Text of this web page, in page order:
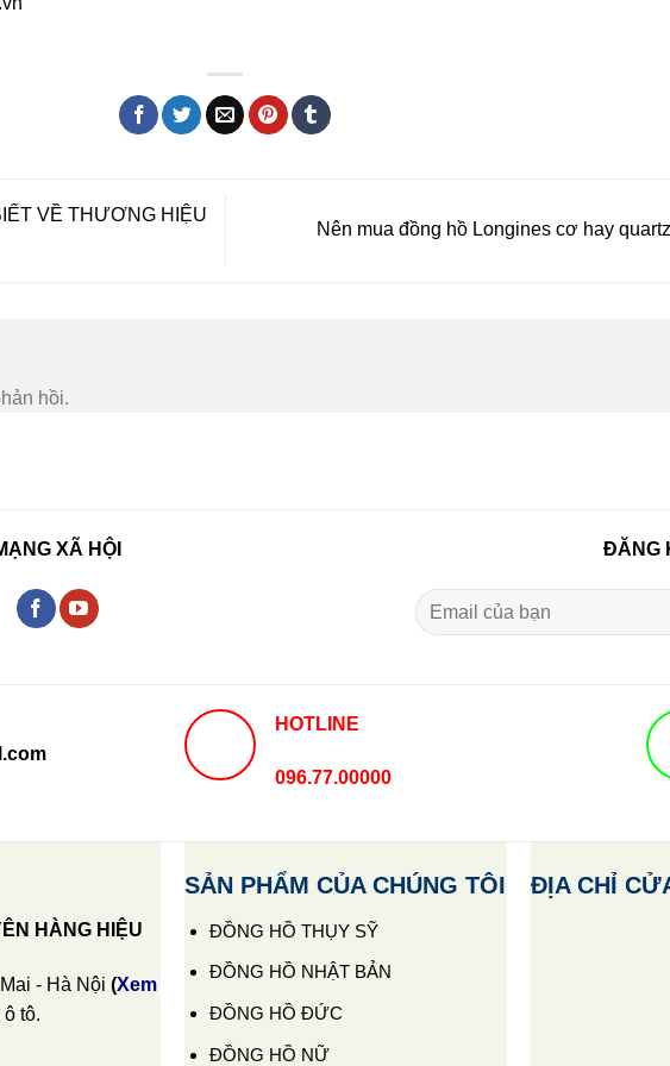
VỀ THƯƠNG HIỆU
Nên mua đồng hồ Longines cơ hay
hồi.
XÃ HỘI ĐĂNG
HOTLINE
096.77.00000
HÀNG HIỆU
- Hà Nội (Xem
tô.
SẢN PHẨM CỦA CHÚNG TÔI
ĐỒNG HỒ THỤY SỸ
ĐỒNG HỒ NHẬT BẢN
ĐỒNG HỒ ĐỨC
ĐỒNG HỒ NỮ
ĐỊA CHỈ